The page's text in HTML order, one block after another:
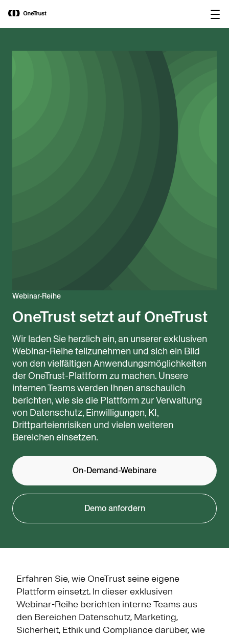
OneTrust als „Visionär“ im Gartner®
Magic Quadrant™ 2026 für
Plattformen zur KI-Governance
Webinar-Reihe
OneTrust setzt auf OneTrust
Wir laden Sie herzlich ein, an unserer exklusiven
Webinar-Reihe teilzunehmen und sich ein Bild
von den vielfältigen Anwendungsmöglichkeiten
der OneTrust-Plattform zu machen. Unsere
internen Teams werden Ihnen anschaulich
berichten, wie sie die Plattform zur Verwaltung
von Datenschutz, Einwilligungen, KI,
Drittparteienrisiken und vielen weiteren
Bereichen einsetzen.
On-Demand-Webinare
Demo anfordern
Erfahren Sie, wie OneTrust seine eigene
Plattform einsetzt. In dieser exklusiven
Webinar-Reihe berichten interne Teams aus
den Bereichen Datenschutz, Marketing,
Sicherheit, Ethik und Compliance darüber, wie